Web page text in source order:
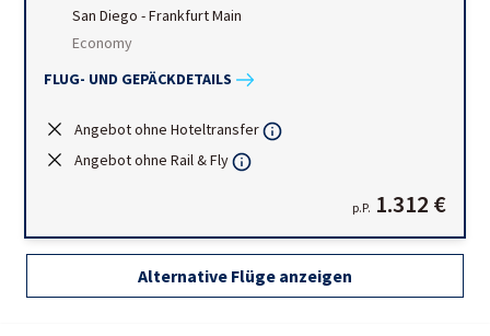
San Diego -Frankfurt Main
Economy
FLUG- UND GEPÄCKDETAILS
Angebot ohne Hoteltransfer
Angebot ohne Rail & Fly
p.P. 1.312 €
Alternative Flüge anzeigen